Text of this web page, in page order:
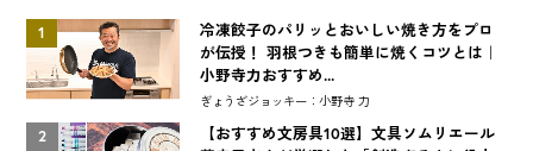
1
冷凍餃子のパリッとおいしい焼き方をプロ
が伝授！ 羽根つきも簡単に焼くコツとは｜
小野寺力おすすめ...
ぎょうざジョッキー：小野寺 力
2
【おすすめ文房具10選】文具ソムリエール